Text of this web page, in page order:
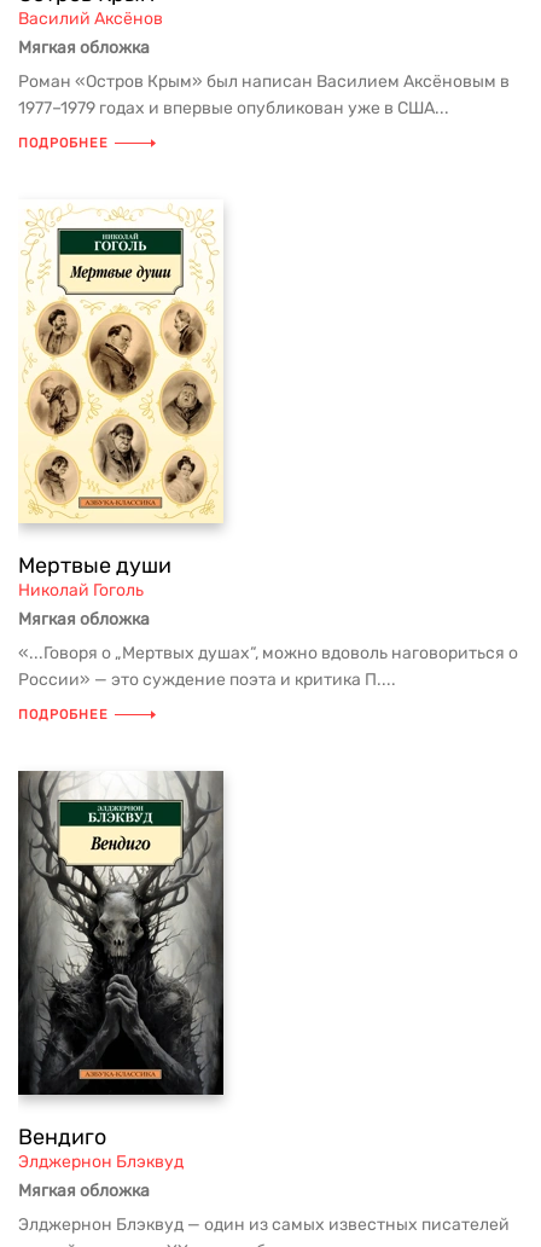
Василий Аксёнов
Мягкая обложка
Роман «Остров Крым» был написан Василием Аксёновым в
1977–1979 годах и впервые опубликован уже в США...
ПОДРОБНЕЕ
Мертвые души
Николай Гоголь
Мягкая обложка
«...Говоря о „Мертвых душах“, можно вдоволь наговориться о
России» — это суждение поэта и критика П....
ПОДРОБНЕЕ
Вендиго
Элджернон Блэквуд
Мягкая обложка
Элджернон Блэквуд — один из самых известных писателей